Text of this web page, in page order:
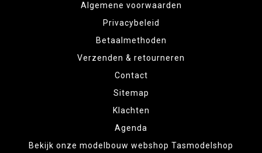
Algemene voorwaarden
Privacybeleid
Betaalmethoden
Verzenden & retourneren
Contact
Sitemap
Klachten
Agenda
Bekijk onze modelbouw webshop Tasmodelshop